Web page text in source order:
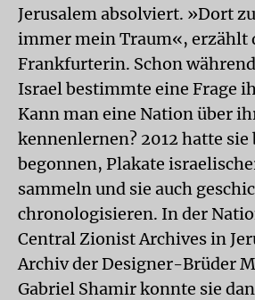
Jerusalem absolviert. »Dort
immer mein Traum«, erzählt
Frankfurterin. Schon
Israel bestimmte eine Frage
Kann man eine Nation über
kennenlernen? 2012 hatte sie
begonnen, Plakate
sammeln und sie auch
chronologisieren. In der
Central Zionist Archives in
Archiv der Designer-Brüder
Gabriel Shamir konnte sie